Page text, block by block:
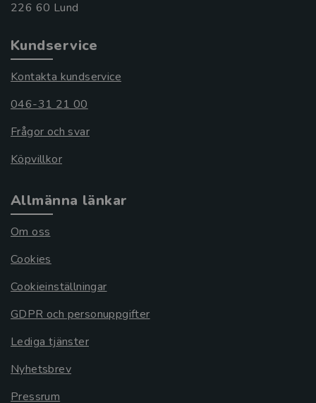
Kundservice
Kontakta kundservice
046-31 21 00
Frågor och svar
Köpvillkor
Allmänna länkar
Om oss
Cookies
Cookieinställningar
GDPR och personuppgifter
Lediga tjänster
Nyhetsbrev
Pressrum